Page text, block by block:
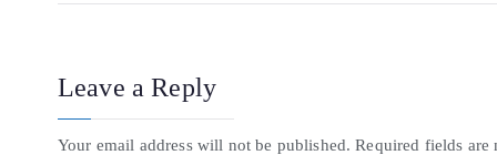
Leave a Reply
Your email address will not be published. Required fields are